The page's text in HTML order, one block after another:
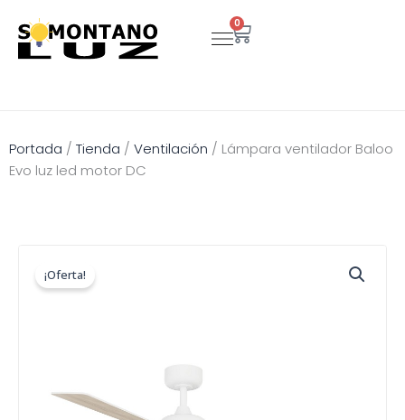
contenido
0
Carrito
Portada / Tienda / Ventilación / Lámpara ventilador Baloo
Evo luz led motor DC
¡Oferta!